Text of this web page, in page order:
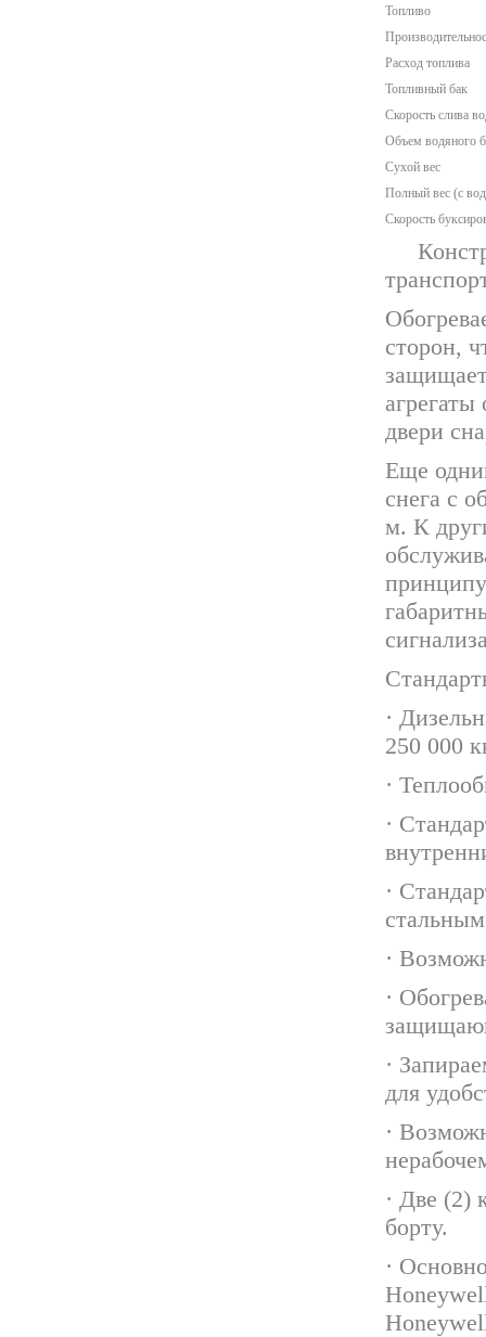
Топливо
Расход топлива
Топливный бак
Скорость слива
Объем водяного
Сухой вес
Полный вес (с
Скорость
сторон,
двери
Еще
снега с
м. К
·
250 000
·
·
·
·
·
·
для
·
· Две (2)
борту.
·